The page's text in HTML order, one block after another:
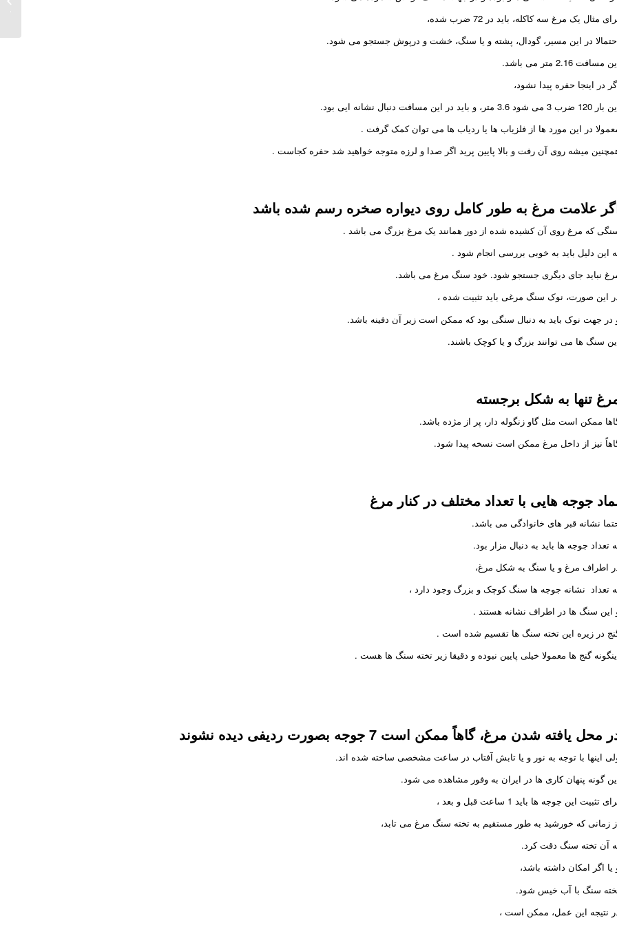
مثال یک مرغ سه کاکله، باید در 72 ضرب شده،
در این مسیر، گودال، پشته و یا سنگ، خشت و درپوش جستجو می شود.
مسافت 2.16 متر می باشد.
در اینجا حفره پیدا نشود،
3 می شود 3.6 متر، و باید در این مسافت دنبال نشانه ایی بود.
در این مورد ها از فلزیاب ها یا ردیاب ها می توان کمک گرفت .
میشه روی آن رفت و بالا پایین پرید اگر صدا و لرزه متوجه خواهید شد حفره کجاست .
علامت مرغ به طور کامل روی دیواره صخره رسم شده باشد
که مرغ روی آن کشیده شده از دور همانند یک مرغ بزرگ می باشد .
این دلیل باید به خوبی بررسی انجام شود .
نباید جای دیگری جستجو شود. خود سنگ مرغ می باشد.
این صورت، نوک سنگ مرغی باید تثبیت شده ،
در جهت نوک باید به دنبال سنگی بود که ممکن است زیر آن دفینه باشد.
سنگ ها می توانند بزرگ و یا کوچک باشند.
تنها به شکل برجسته
ممکن است مثل گاو زنگوله دار، پر از مژده باشد.
نیز از داخل مرغ ممکن است نسخه پیدا شود.
جوجه هایی با تعداد مختلف در کنار مرغ
نشانه قبر های خانوادگی می باشد.
تعداد جوجه ها باید به دنبال مزار بود.
اطراف مرغ و یا سنگ به شکل مرغ،
تعداد نشانه جوجه ها سنگ کوچک و بزرگ وجود دارد ،
این سنگ ها در اطراف نشانه هستند .
در زیره این تخته سنگ ها تقسیم شده است .
گنج ها معمولا خیلی پایین نبوده و دقیقا زیر تخته سنگ ها هست .
محل یافته شدن مرغ، گاهاً ممکن است 7 جوجه بصورت ردیفی دیده نشوند
اینها با توجه به نور و یا تابش آفتاب در ساعت مشخصی ساخته شده اند.
گونه پنهان کاری ها در ایران به وفور مشاهده می شود.
تثبیت این جوجه ها باید 1 ساعت قبل و بعد ،
زمانی که خورشید به طور مستقیم به تخته سنگ مرغ می تابد،
آن تخته سنگ دقت کرد.
یا اگر امکان داشته باشد،
سنگ با آب خیس شود.
نتیجه این عمل، ممکن است ،
یابی